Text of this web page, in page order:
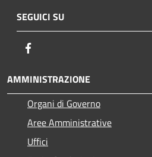
SEGUICI SU
AMMINISTRAZIONE
Organi di Governo
Aree Amministrative
Uffici